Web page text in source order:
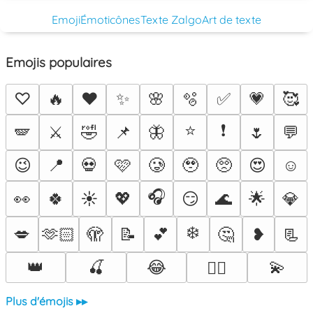
EmojiÉmoticônesTexte ZalgoArt de texte
Emojis populaires
♡ 🔥 ❤️ ✨ 🌸 🫧 ✅ 💗
🥰
🪽
⚔️ 🤣 📌 🦋 ⭐ ❗ 🌷
💬
😉
📍 💀 🩷 🥲 🥹 🥺 😍
☺️
👀
🍀 ☀️ 💖 🎧 😏 🌊 🌟
💎
💋
🫶🏻 🫣 📝 💕 ❄️ 🤔 ❥
📃
👑
🍒 😂 ❤️‍🔥 💫
Plus d'émojis ▸▸